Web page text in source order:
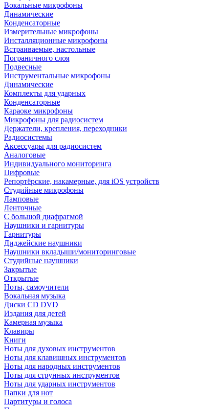
Вокальные микрофоны
Динамические
Конденсаторные
Измерительные микрофоны
Инсталляционные микрофоны
Встраиваемые, настольные
Пограничного слоя
Подвесные
Инструментальные микрофоны
Динамические
Комплекты для ударных
Конденсаторные
Караоке микрофоны
Микрофоны для радиосистем
Держатели, крепления, переходники
Радиосистемы
Аксессуары для радиосистем
Аналоговые
Индивидуального мониторинга
Цифровые
Репортёрские, накамерные, для iOS устройств
Студийные микрофоны
Ламповые
Ленточные
С большой диафрагмой
Наушники и гарнитуры
Гарнитуры
Диджейские наушники
Наушники вкладыши/мониторинговые
Студийные наушники
Закрытые
Открытые
Ноты, самоучители
Вокальная музыка
Диски CD DVD
Издания для детей
Камерная музыка
Клавиры
Книги
Ноты для духовых инструментов
Ноты для клавишных инструментов
Ноты для народных инструментов
Ноты для струнных инструментов
Ноты для ударных инструментов
Папки для нот
Партитуры и голоса